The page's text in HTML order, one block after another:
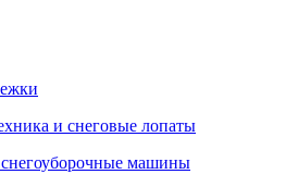
и снеговые лопаты
машины